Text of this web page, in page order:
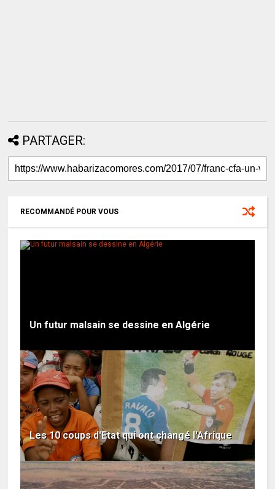
PARTAGER:
RECOMMANDÉ POUR VOUS
Un futur malsain se dessine en Algérie
Les 10 coups d'Etat qui ont changé l'Afrique